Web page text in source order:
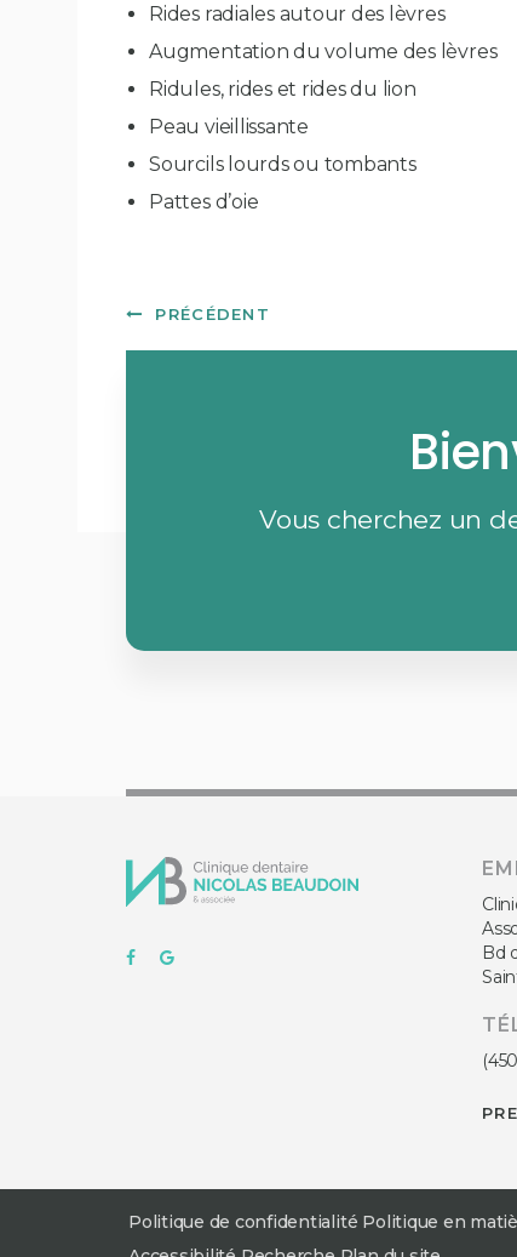
Rides radiales autour des lèvres
Augmentation du volume des lèvres
Ridules, rides et rides du lion
Peau vieillissante
Sourcils lourds ou tombants
Pattes d’oie
PRÉCÉDENT
Vous cherchez un
Bd
Politique de confidentialité Politique en